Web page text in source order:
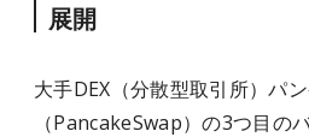
展開
大手DEX（分散型取引所）パ
（PancakeSwap）の3つ目の